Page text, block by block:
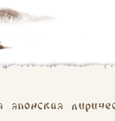
японская